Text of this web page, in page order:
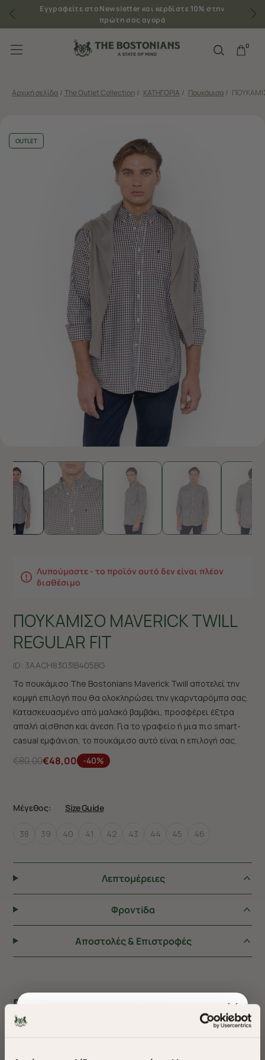
Εγγραφείτε στο Newsletter και κερδίστε 10% στην
πρώτη σας αγορά
0
Αρχική σελίδα / The Outlet Collection / ΚΑΤΗΓΟΡΙΑ / Πουκάμισα /
OUTLET
Λυπούμαστε - το προϊόν αυτό δεν είναι πλέον
διαθέσιμο
ΠΟΥΚΑΜΙΣΟ MAVERICK TWILL
REGULAR FIT
ID: 3AACH8303|B405BG
Το πουκάμισο The Bostonians Maverick Twill αποτελεί την
κομψή επιλογή που θα ολοκληρώσει την γκαρνταρόμπα σας.
Κατασκευασμένο από μαλακό βαμβάκι, προσφέρει έξτρα
απαλή αίσθηση και άνεση. Για το γραφείο ή μια πιο smart-
casual εμφάνιση, το πουκάμισο αυτό είναι η επιλογή σας.
€80,00€48,00 -40%
Μέγεθος: Size Guide
38 39 40 41 42 43 44 45 46
Λεπτομέρειες
Φροντiδα
Αποστολές & Επιστροφές
ΠΡΟΤΕΙΝΟΥΜΕ ΓΙΑ ΕΣΑΣ